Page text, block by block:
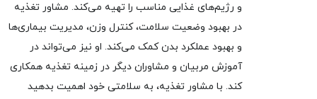
و رژیم‌های غذایی مناسب را تهیه می‌کند. مشاور تغذیه
در بهبود وضعیت سلامت، کنترل وزن، مدیریت بیماری‌ها
و بهبود عملکرد بدن کمک می‌کند. او نیز می‌تواند در
آموزش مربیان و مشاوران دیگر در زمینه تغذیه همکاری
کند. با مشاور تغذیه، به سلامتی خود اهمیت بدهید